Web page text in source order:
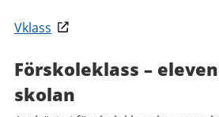
Vklass
Förskoleklass –
skolan